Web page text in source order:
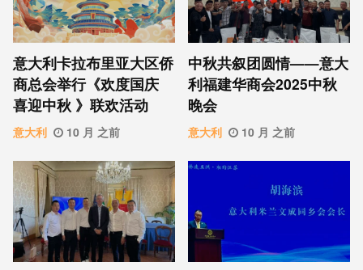
意⼤利卡拉布⾥亚大区侨
商总会举行《欢度国庆
喜迎中秋 》联欢活动
意大利 10 月 之前
中秋共叙团圆情——意大
利福建华商会2025中秋
晚会
意大利 10 月 之前